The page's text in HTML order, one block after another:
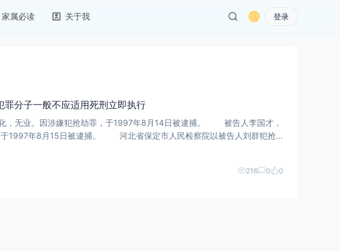
家属必读 关于我 登录
分子一般不应适用死刑立即执行
业。因涉嫌犯抢劫罪，于1997年8月14日被逮捕。 被告人李国才，
于1997年8月15日被逮捕。 河北省保定市人民检察院以被告人刘群犯抢
216 0 0